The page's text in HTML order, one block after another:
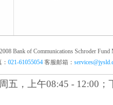
Bank of Communications Schroder Fund
021-61055054 客服邮箱：
五，上午08:45 - 12:00；